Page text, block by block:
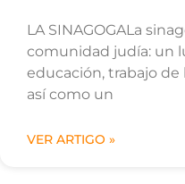
LA SINAGOGALa
comunidad judía: un
educación, trabajo de
así como un
VER ARTIGO »